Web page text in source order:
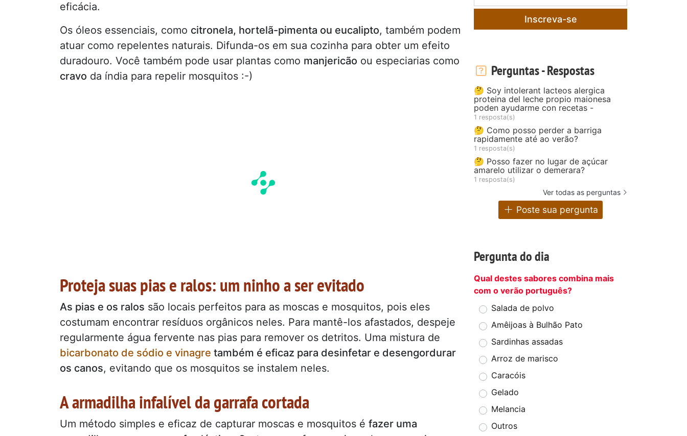
eficácia.
Os óleos essenciais, como citronela, hortelã-pimenta ou eucalipto, também podem
atuar como repelentes naturais. Difunda-os em sua cozinha para obter um efeito
duradouro. Você também pode usar plantas como manjericão ou especiarias como
cravo da índia para repelir mosquitos :-)
Proteja suas pias e ralos: um ninho a ser evitado
As pias e os ralos são locais perfeitos para as moscas e mosquitos, pois eles
costumam encontrar resíduos orgânicos neles. Para mantê-los afastados, despeje
regularmente água fervente nas pias para remover os detritos. Uma mistura de
bicarbonato de sódio e vinagre também é eficaz para desinfetar e desengordurar
os canos, evitando que os mosquitos se instalem neles.
A armadilha infalível da garrafa cortada
Um método simples e eficaz de capturar moscas e mosquitos é fazer uma
Inscreva-se
Perguntas - Respostas
🤔 Soy intolerant lacteos alergica
proteina del leche propio maionesa
poden ayudarme con recetas -
1 resposta(s)
🤔 Como posso perder a barriga
rapidamente até ao verão?
1 resposta(s)
🤔 Posso fazer no lugar de açúcar
amarelo utilizar o demerara?
1 resposta(s)
Ver todas as perguntas
Poste sua pergunta
Pergunta do dia
Qual destes sabores combina mais
com o verão português?
Salada de polvo
Amêijoas à Bulhão Pato
Sardinhas assadas
Arroz de marisco
Caracóis
Gelado
Melancia
Outros